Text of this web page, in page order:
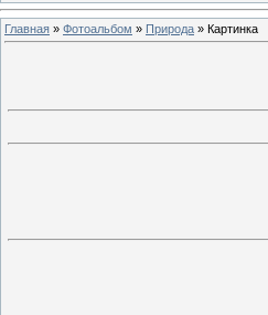
Главная » Фотоальбом » Природа » Картинка